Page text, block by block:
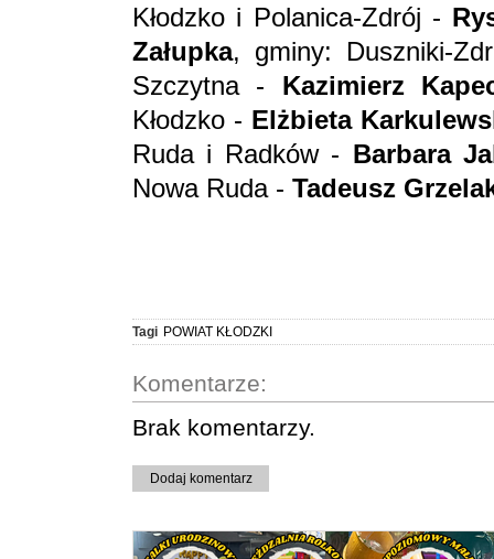
Kłodzko i Polanica-Zdrój -
Załupka, gminy: Duszniki-
Szczytna - Kazimierz
Kłodzko - Elżbieta
Ruda i Radków - Barbara
Nowa Ruda - Tadeusz
Tagi POWIAT KŁODZKI
Komentarze:
Brak komentarzy.
Dodaj komentarz